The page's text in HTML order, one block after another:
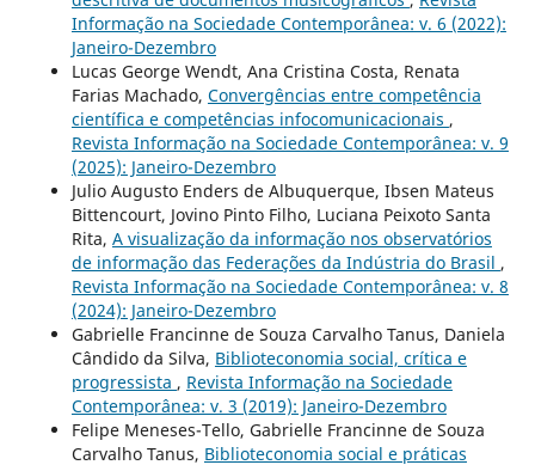
Informação na Sociedade Contemporânea: v. 6 (2022):
Janeiro-Dezembro
Lucas George Wendt, Ana Cristina Costa, Renata
Farias Machado, Convergências entre competência
científica e competências infocomunicacionais ,
Revista Informação na Sociedade Contemporânea: v. 9
(2025): Janeiro-Dezembro
Julio Augusto Enders de Albuquerque, Ibsen Mateus
Bittencourt, Jovino Pinto Filho, Luciana Peixoto Santa
Rita, A visualização da informação nos observatórios
de informação das Federações da Indústria do Brasil ,
Revista Informação na Sociedade Contemporânea: v. 8
(2024): Janeiro-Dezembro
Gabrielle Francinne de Souza Carvalho Tanus, Daniela
Cândido da Silva, Biblioteconomia social, crítica e
progressista , Revista Informação na Sociedade
Contemporânea: v. 3 (2019): Janeiro-Dezembro
Felipe Meneses-Tello, Gabrielle Francinne de Souza
Carvalho Tanus, Biblioteconomia social e práticas